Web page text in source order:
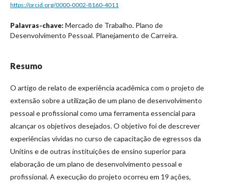
https://orcid.org/0000-0002-8160-4011
Palavras-chave: Mercado de Trabalho. Plano de
Desenvolvimento Pessoal. Planejamento de Carreira.
Resumo
O artigo de relato de experiência acadêmica com o projeto de
extensão sobre a utilização de um plano de desenvolvimento
pessoal e profissional como uma ferramenta essencial para
alcançar os objetivos desejados. O objetivo foi de descrever
experiências vividas no curso de capacitação de egressos da
Unitins e de outras instituições de ensino superior para
elaboração de um plano de desenvolvimento pessoal e
profissional. A execução do projeto ocorreu em 19 ações,